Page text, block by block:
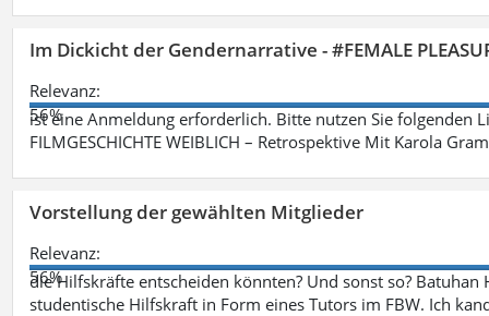
Im Dickicht der Gendernarrative - #FEMALE
Relevanz:
56%
ist eine Anmeldung erforderlich. Bitte nutzen Sie folgenden
FILMGESCHICHTE WEIBLICH – Retrospektive Mit Karola
Vorstellung der gewählten Mitglieder
Relevanz:
56%
die Hilfskräfte entscheiden könnten? Und sonst so?
studentische Hilfskraft in Form eines Tutors im FBW. Ich